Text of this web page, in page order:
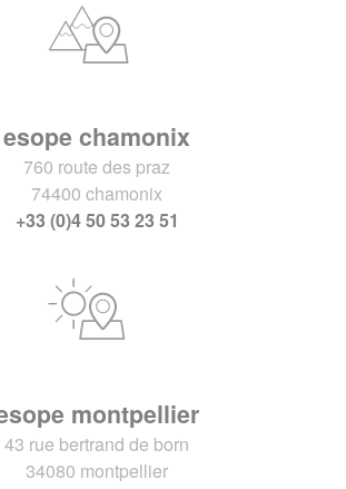
esope chamonix
760 route des praz
74400 chamonix
+33 (0)4 50 53 23 51
montpellier
43 rue bertrand de born
34080 montpellier